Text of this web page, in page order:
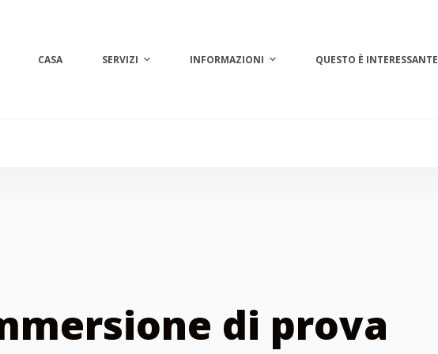
CASA SERVIZI INFORMAZIONI QUESTO È INTERESSANTE
di prova